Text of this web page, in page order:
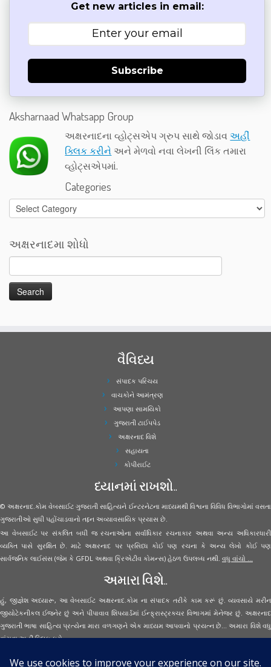
Get new articles in email:
Subscribe
Aksharnaad Whatsapp Group
અક્ષરનાદના વ્હોટ્સએપ ગ્રુપ સાથે જોડાવઅહીં
ક્લિક કરીને અને મેળવો નવા લેખની લિંક તમારા
વ્હોટ્સએપમાં.
Categories
Categories
અક્ષરનાદમા શોધો
વૈવિધ્ય
સંપાદક પરિચય
વાચકોને આમંત્રણ
આપણા સામયિકો
ગુજરાતી ટાઈપપેડ
અક્ષરનાદ વિશે
સહાયતા
કોપીરાઈટ
ધ્યાનમાં રાખશો..
© અક્ષરનાદ.કોમ વેબસાઈટ ગુજરાતી સાહિત્યને ઈન્ટરનેટના માધ્યમથી વિશ્વના વિવિધ વિભાગોમાં વસતા
ગુજરાતીઓ સુધી પહોંચાડવાનો તદ્દન અવ્યાવસાયિક પ્રયાસ છે.
આ વેબસાઈટ પર સંકલિત બધી જ રચનાઓના સર્વાધિકાર રચનાકાર અથવા અન્ય અધિકારધારી
વ્યક્તિ પાસે સુરક્ષિત છે. માટે અક્ષરનાદ પર પ્રસિધ્ધ કોઈ પણ રચના કે અન્ય લેખો કોઈ પણ
સાર્વજનિક લાઈસંસ (જેમ કે GFDL અથવા ક્રિએટીવ કોમન્સ) હેઠળ ઉપલબ્ધ નથી. વધુ વાંચો ...
અમારા વિશે..
હું, જીજ્ઞેશ અધ્યારૂ, આ વેબસાઈટ અક્ષરનાદ.કોમ ના સંપાદક તરીકે કામ કરૂં છું. વ્યવસાયે મરીન
જીયોટેકનીકલ ઈજનેર છું અને પીપાવાવ શિપયાર્ડમાં ઈન્ફ્રાસ્ટ્રક્ચર વિભાગમાં મેનેજર છું. અક્ષરનાદ
ગુજરાતી ભાષા સાહિત્ય પ્રત્યેના મારા વળગણને એક માધ્યમ આપવાનો પ્રયત્ન છે... અમારા વિશે વધુ
વાંચવાઅહીં ક્લિક કરો...
Secured Site Assurance